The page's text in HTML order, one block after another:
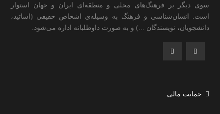
سوی دیگر بر فرهنگ‌های محلی و منطقه‌ای ایران و جهان استوار
است. انسان‌شناسی و فرهنگ به وسیله‌ی اشخاص حقیقی (اساتید،
دانشجویان، نویسندگان ...) و به صورت داوطلبانه اداره می‌شود.
حمایت مالی